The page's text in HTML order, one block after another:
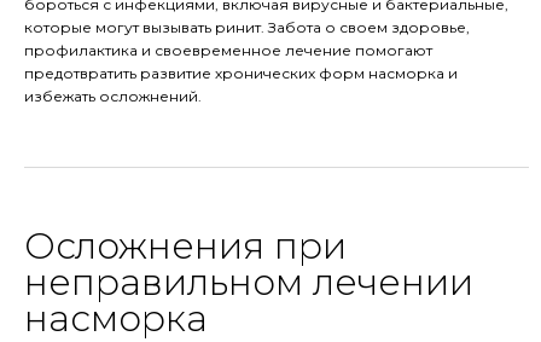
бороться с инфекциями, включая вирусные и бактериальные,
которые могут вызывать ринит. Забота о своем здоровье,
профилактика и своевременное лечение помогают
предотвратить развитие хронических форм насморка и
избежать осложнений.
Осложнения при
неправильном лечении
насморка